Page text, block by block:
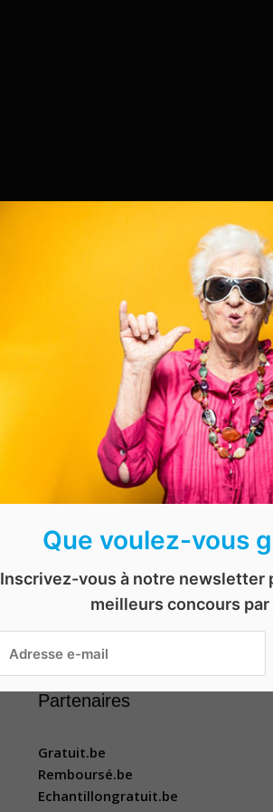
Rechercher
Partenaires
Gratuit.be
Remboursé.be
Echantillongratuit.be
Que voulez-vous
Inscrivez-vous à notre newsletter
meilleurs concours par